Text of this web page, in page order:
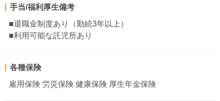
手当/福利厚生備考
■退職金制度あり（勤続3年以上）
■利用可能な託児所あり
各種保険
雇用保険 労災保険 健康保険 厚生年金保険